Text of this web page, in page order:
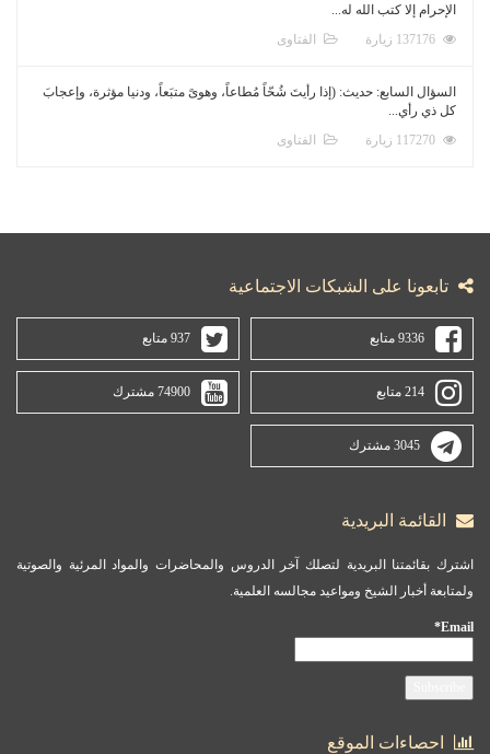
الإحرام إلا كتب الله له...
الفتاوى
السؤال السابع: حديث: (إذا رأيتَ شُحّاً مُطاعاً، وهوىً متبَعاً، ودنيا مؤثرة، وإعجابَ
كل ذي رأي...
الفتاوى
تابعونا على الشبكات الاجتماعية
9336 متابع 937 متابع
214 متابع 74900 مشترك
3045 مشترك
القائمة البريدية
اشترك بقائمتنا البريدية لتصلك آخر الدروس والمحاضرات والمواد المرئية والصوتية
ولمتابعة أخبار الشيخ ومواعيد مجالسه العلمية.
Email*
احصاءات الموقع